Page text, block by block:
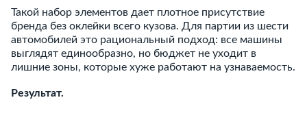
Такой набор элементов дает плотное присутствие
бренда без оклейки всего кузова. Для партии из шести
автомобилей это рациональный подход: все машины
выглядят единообразно, но бюджет не уходит в
лишние зоны, которые хуже работают на узнаваемость.
Результат.